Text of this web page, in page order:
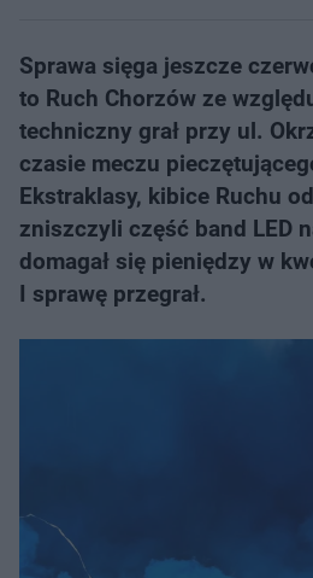
Sprawa sięga jeszcze
to Ruch Chorzów ze
techniczny grał przy ul.
czasie meczu
Ekstraklasy, kibice Ruchu
zniszczyli część band LED
domagał się pieniędzy w
I sprawę przegrał.